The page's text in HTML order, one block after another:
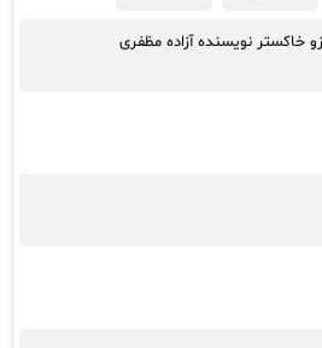
خاکستر نویسنده آزاده مظفری